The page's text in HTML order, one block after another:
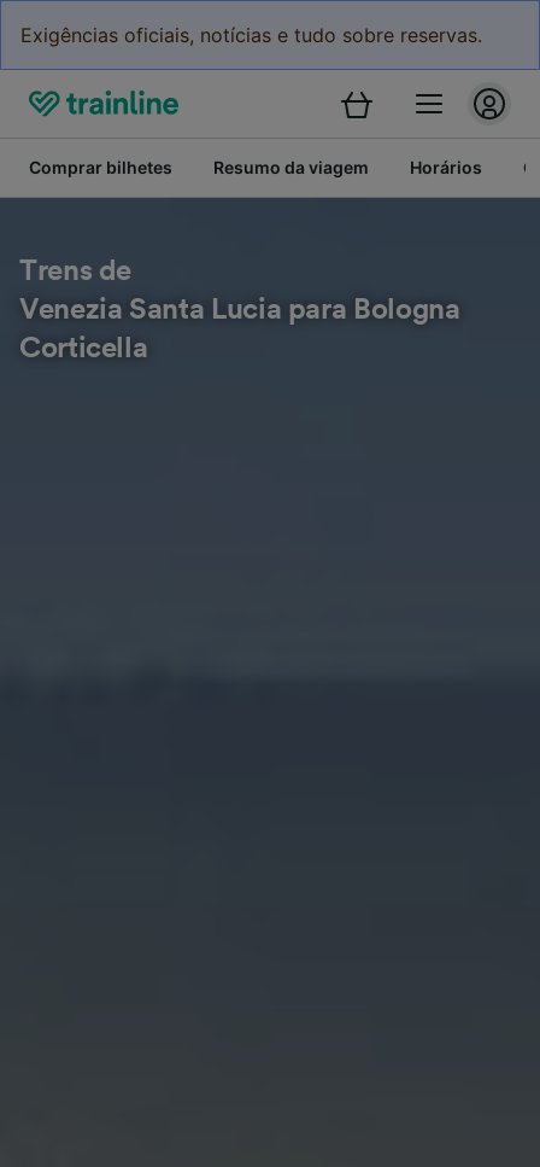
Exigências oficiais, notícias e tudo sobre reservas.
Comprar bilhetes Resumo da viagem Horários
Trens de
Venezia Santa Lucia para Bologna
Corticella